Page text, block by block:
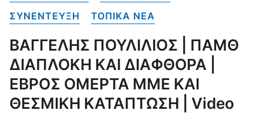
ΣΥΝΕΝΤΕΥΞΗ
ΤΟΠΙΚΑ NEA
ΒΑΓΓΕΛΗΣ ΠΟΥΛΙΛΙΟΣ | ΠΑΜΘ
ΔΙΑΠΛΟΚΗ ΚΑΙ ΔΙΑΦΘΟΡΑ |
ΕΒΡΟΣ ΟΜΕΡΤΑ ΜΜΕ ΚΑΙ
ΘΕΣΜΙΚΗ ΚΑΤΑΠΤΩΣΗ | Video